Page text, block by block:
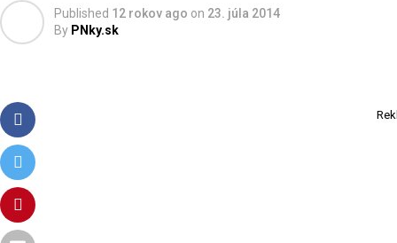
Published 12 rokov ago on 23. júla 2014
By PNky.sk